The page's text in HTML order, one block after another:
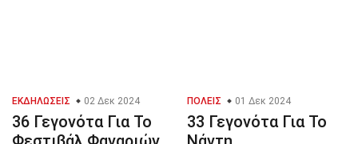
ΕΚΔΗΛΏΣΕΙΣ 02 Δεκ 2024
36 Γεγονότα Για Το
ΠΌΛΕΙΣ 01 Δεκ 2024
33 Γεγονότα Για Το